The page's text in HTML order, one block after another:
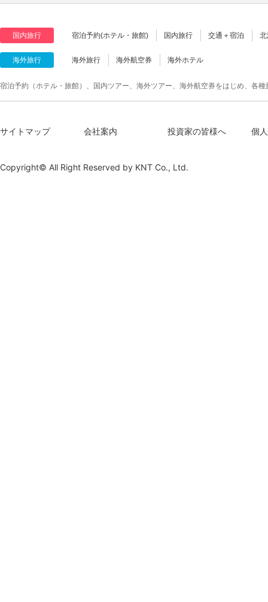
国内旅行 宿泊予約(ホテル・旅館) 国内旅行 交通＋宿泊
海外旅行 海外旅行 海外航空券 海外ホテル
宿泊予約（ホテル・旅館）、国内ツアー、海外ツアー、海外航空券をはじめ、各
サイトマップ 会社案内 投資家の皆様へ 個
Copyright© All Right Reserved by KNT Co., Ltd.